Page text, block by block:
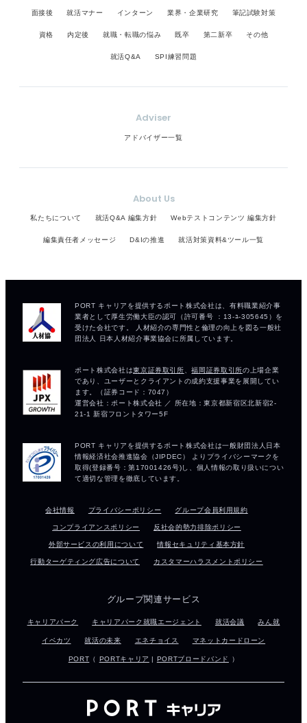
面接後 就活マナー インターン 業界・企業研究 筆記試験対策
資格 内定後 就職・転職の悩み 既卒 第二新卒 その他
就活Q&A SPI練習問題
Adviser
アドバイザー一覧
About Us
私たちについて 就活Q&A 編集方針 Webテストコンテンツ 編集方針
編集責任者メッセージ D&Iの推進 就活対策資料&ツール一覧
会社情報 プライバシーポリシー グループ会員利用規約
コンプライアンスポリシー 反社会的勢力排除ポリシー
外部サービスの利用について 情報セキュリティ基本方針
行動ターゲティング広告について カスタマーハラスメントポリシー